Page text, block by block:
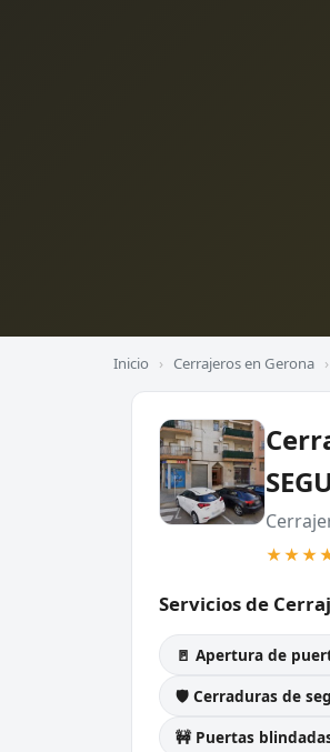
Inicio › Cerrajeros en Gerona ›
Servicios de
🚪 Apertura de
🛡️ Cerraduras de
🚧 Puertas